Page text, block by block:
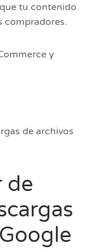
tu contenido
compradores.
de